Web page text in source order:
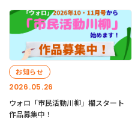
2026.05.26
お知らせ
ウォロ「市民活動川柳」欄スタート
作品募集中！